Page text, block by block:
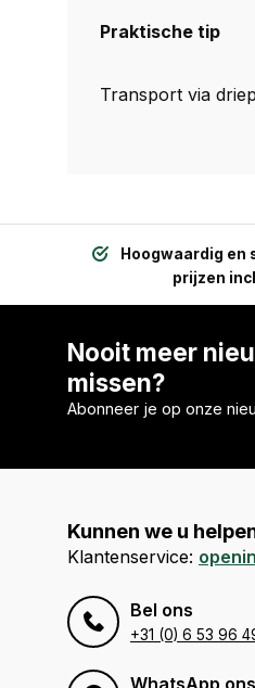
Praktische tip
Transport via
Hoogwaardig en
prijzen
Nooit meer
missen?
Abonneer je op onze
Kunnen we u
Klantenservice:
Bel ons
+31 (0) 6 53 96
WhatsApp ons